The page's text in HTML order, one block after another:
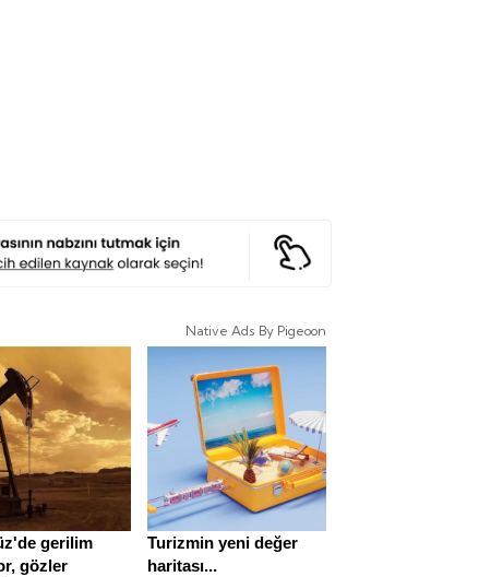
Native Ads By Pigeoon
gerilim
gözler
Turizmin yeni değer
haritası...